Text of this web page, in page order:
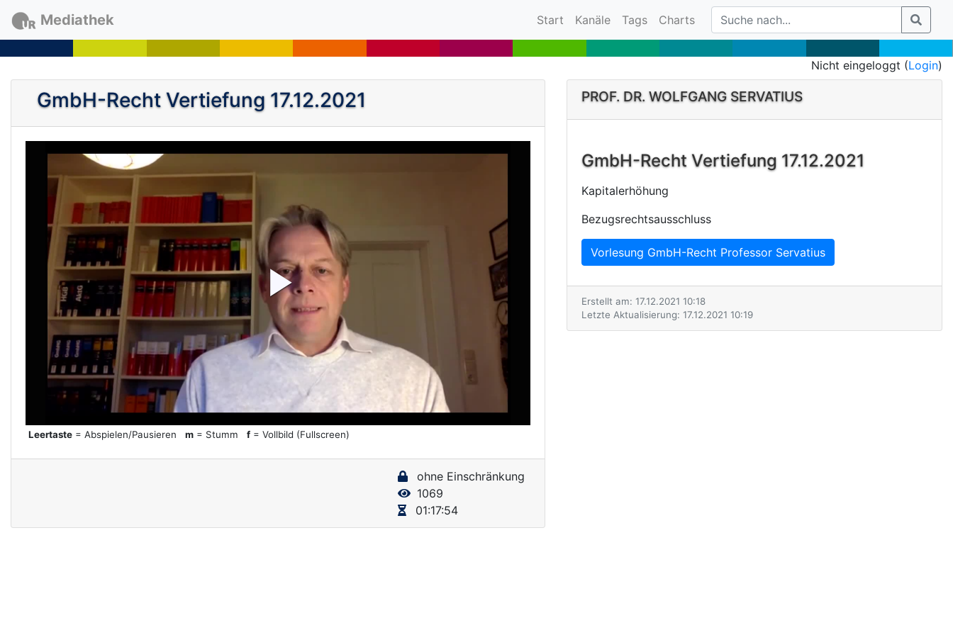
Mediathek Start (current)
Kanäle Tags Charts
Nicht eingeloggt (Login)
GmbH-Recht Vertiefung 17.12.2021
P
l
a
y
d
Leertaste = Abspielen/Pausieren m = Stumm f = Vollbild (Fullscreen)
ohne Einschränkung
1069
01:17:54
PROF. DR. WOLFGANG SERVATIUS
GmbH-Recht Vertiefung 17.12.2021
Kapitalerhöhung
Bezugsrechtsausschluss
Vorlesung GmbH-Recht Professor Servatius
Erstellt am: 17.12.2021 10:18
Letzte Aktualisierung: 17.12.2021 10:19